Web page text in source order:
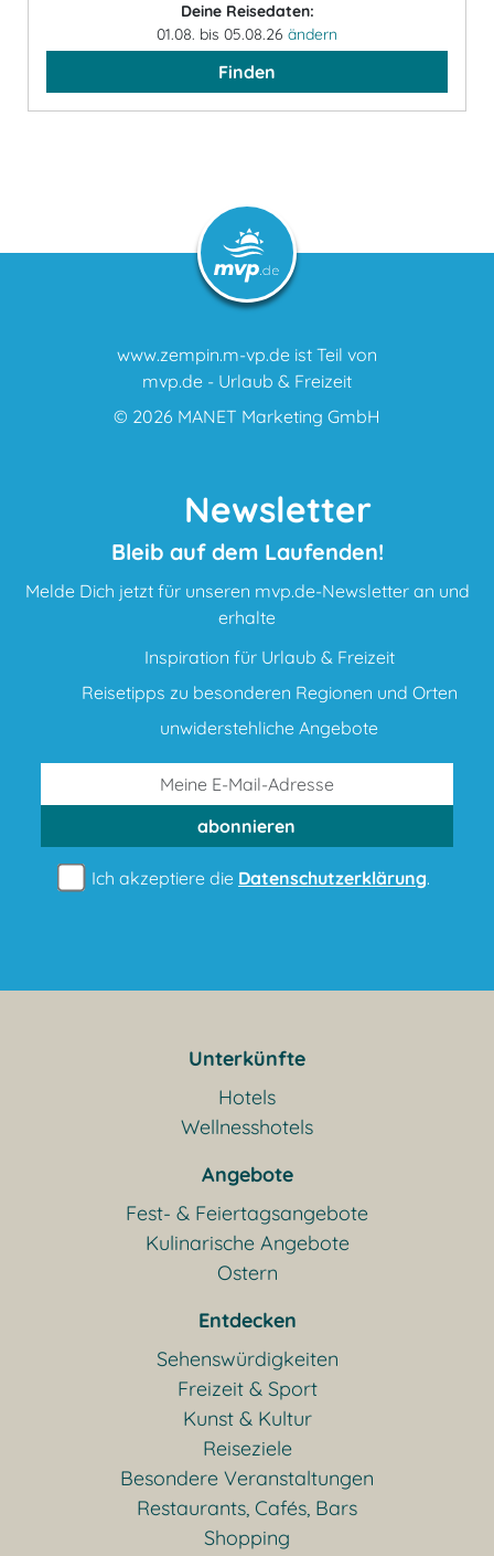
Deine Reisedaten:
01.08. bis 05.08.26 ändern
Finden
www.zempin.m-vp.de ist Teil von
mvp.de - Urlaub & Freizeit
© 2026 MANET Marketing GmbH
Newsletter
Bleib auf dem Laufenden!
Melde Dich jetzt für unseren mvp.de-Newsletter an und
erhalte
Inspiration für Urlaub & Freizeit
Reisetipps zu besonderen Regionen und Orten
unwiderstehliche Angebote
abonnieren
Ich akzeptiere die Datenschutzerklärung.
Unterkünfte
Hotels
Wellnesshotels
Angebote
Fest- & Feiertagsangebote
Kulinarische Angebote
Ostern
Entdecken
Sehenswürdigkeiten
Freizeit & Sport
Kunst & Kultur
Reiseziele
Besondere Veranstaltungen
Restaurants, Cafés, Bars
Shopping